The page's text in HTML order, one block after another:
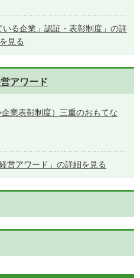
いる企業」認証・表彰制度」の詳
見る
アワード
企業表彰制度）三重のおもてな
営アワード」の詳細を見る